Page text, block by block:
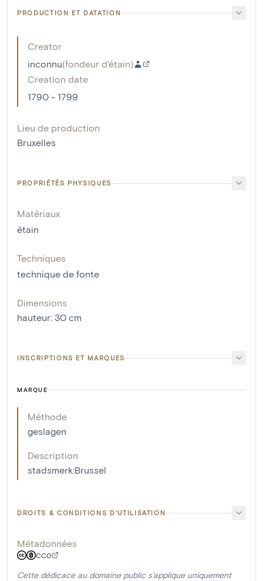
PRODUCTION ET DATATION
Creator
inconnu(fondeur d'étain)
Creation date
1790 - 1799
Lieu de production
Bruxelles
PROPRIÉTÉS PHYSIQUES
Matériaux
étain
Techniques
technique de fonte
Dimensions
hauteur: 30 cm
INSCRIPTIONS ET MARQUES
MARQUE
Méthode
geslagen
Description
stadsmerk:Brussel
DROITS & CONDITIONS D'UTILISATION
Métadonnées
CC0
Cette dédicace au domaine public s'applique uniquement